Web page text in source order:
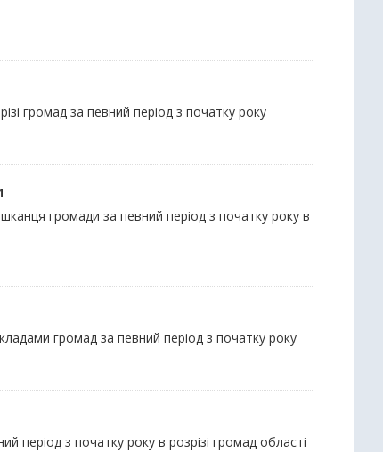
громад за певний період з початку року
громади за певний період з початку року в
громад за певний період з початку року
період з початку року в розрізі громад області